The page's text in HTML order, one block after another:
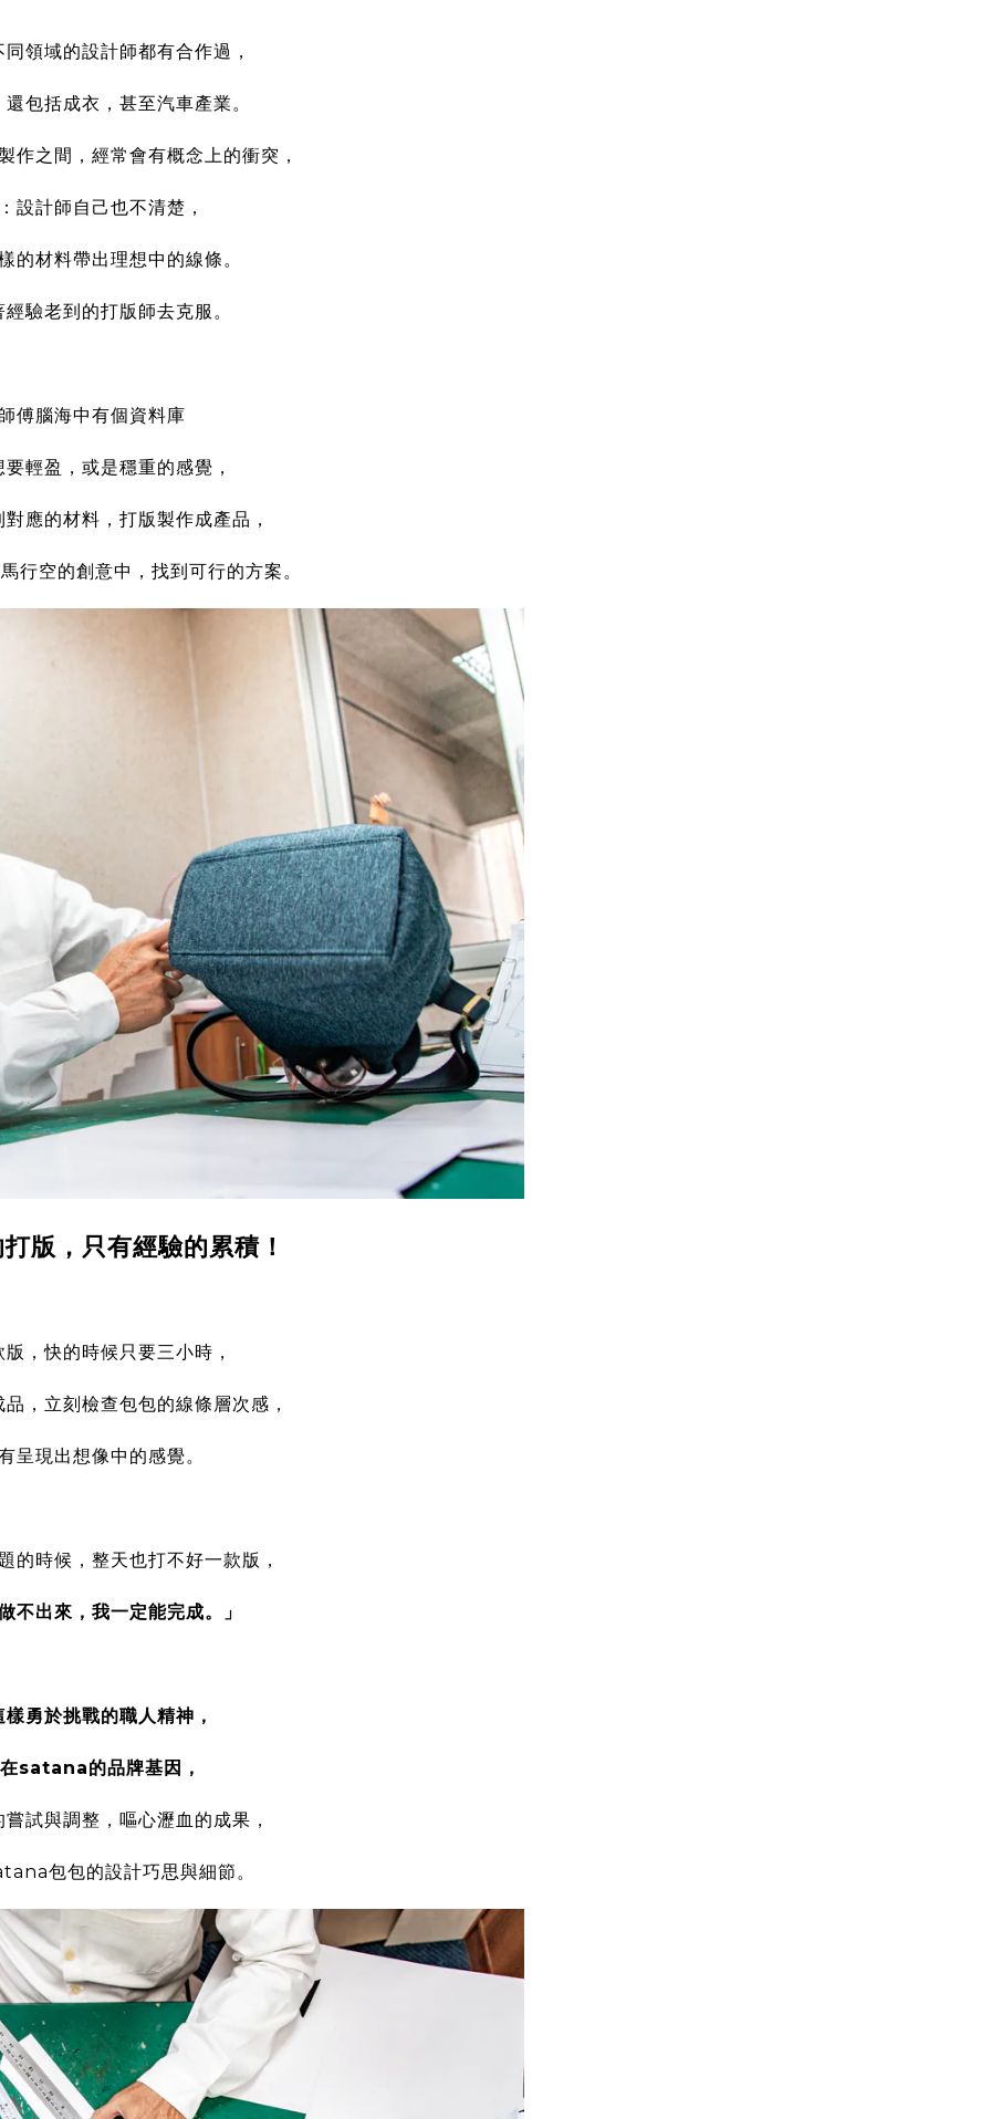
領域的設計師都有合作過，
包括成衣，甚至汽車產業。
作之間，經常會有概念上的衝突，
設計師自己也不清楚，
的材料帶出理想中的線條。
驗老到的打版師去克服。
傅腦海中有個資料庫
輕盈，或是穩重的感覺，
應的材料，打版製作成產品，
行空的創意中，找到可行的方案。
版，只有經驗的累積！
，快的時候只要三小時，
， 立刻檢查包包的線條層次感，
呈現出想像中的感覺。
的時候，整天也打不好一款版，
不出來，我一定能完成。」
樣勇於挑戰的職人精神，
satana的品牌基因，
試與調整，嘔心瀝血的成果，
包包的設計巧思與細節。